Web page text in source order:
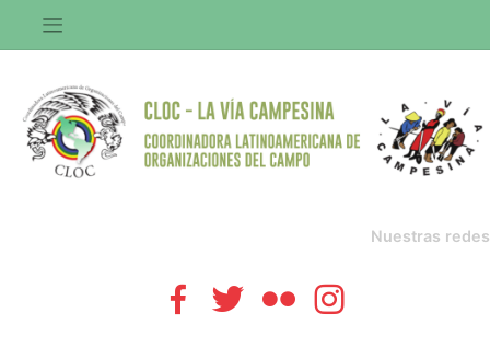
contenido
Nuestras redes